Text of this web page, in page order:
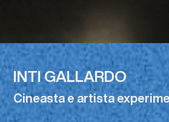
INTI GALLARDO
Cineasta e artista